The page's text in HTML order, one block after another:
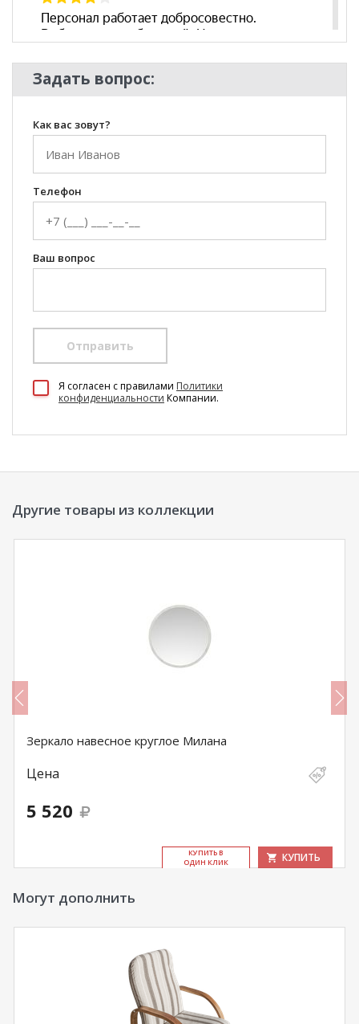
Задать вопрос:
Как вас зовут?
Телефон
Ваш вопрос
Отправить
Я согласен c правилами Политики
конфиденциальности Компании.
Другие товары из коллекции
Зеркало навесное круглое Милана
Цена
5 520
КУ­ПИТЬ В
ОДИН КЛИК
КУПИТЬ
Могут дополнить